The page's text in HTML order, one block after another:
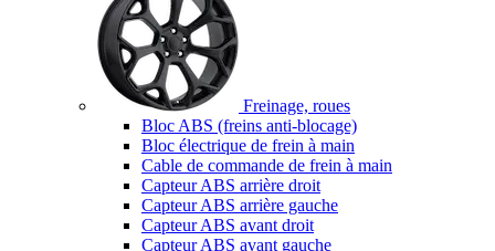
Freinage, roues
Bloc ABS (freins anti-blocage)
Bloc électrique de frein à main
Cable de commande de frein à main
Capteur ABS arrière droit
Capteur ABS arrière gauche
Capteur ABS avant droit
Capteur ABS avant gauche